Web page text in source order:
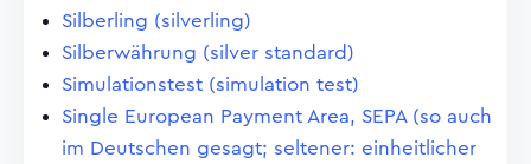
Silberling (silverling)
Silberwährung (silver standard)
Simulationstest (simulation test)
Single European Payment Area, SEPA (so auch
im Deutschen gesagt; seltener: einheitlicher